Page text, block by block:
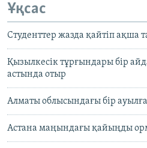
Ұқсас
Студенттер жазда қайтіп ақша
Қызылкесік тұрғындары бір
астында отыр
Алматы облысындағы бір
Астана маңындағы қайыңды